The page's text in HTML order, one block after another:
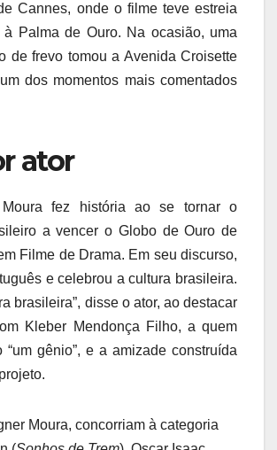
Cannes, onde o filme teve estreia
à Palma de Ouro. Na ocasião, uma
de frevo tomou a Avenida Croisette
dos momentos mais comentados
ator
fez história ao se tornar o
a vencer o Globo de Ouro de
Filme de Drama. Em seu discurso,
e celebrou a cultura brasileira.
brasileira”, disse o ator, ao destacar
Kleber Mendonça Filho, a quem
“um gênio”, e a amizade construída
Moura, concorriam à categoria